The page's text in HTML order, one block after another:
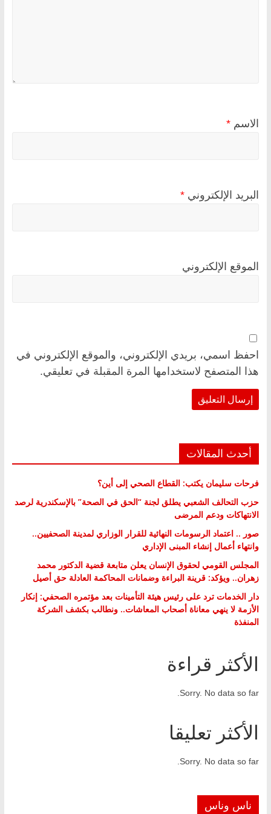
الاسم *
البريد الإلكتروني *
الموقع الإلكتروني
احفظ اسمي، بريدي الإلكتروني، والموقع الإلكتروني في
هذا المتصفح لاستخدامها المرة المقبلة في تعليقي.
أحدث المقالات
فرحات سليمان يكتب: القطاع الصحي إلى أين؟
حزب التحالف الشعبي يطلق لجنة “الحق في الصحة” بالإسكندرية لرصد
الانتهاكات ودعم المرضى
صور .. اعتماد الرسومات النهائية للقرار الوزاري لمدينة الصحفيين..
وانتهاء أعمال إنشاء المبنى الإداري
المجلس القومي لحقوق الإنسان يعلن متابعة قضية الدكتور محمد
زهران.. ويؤكد: قرينة البراءة وضمانات المحاكمة العادلة حق أصيل
دار الخدمات ترد على رئيس هيئة التأمينات بعد مؤتمره الصحفي: إنكار
الأزمة لا ينهي معاناة أصحاب المعاشات.. ونطالب بكشف الشركة
المنفذة
الأكثر قراءة
Sorry. No data so far.
الأكثر تعليقا
Sorry. No data so far.
ناس وناس